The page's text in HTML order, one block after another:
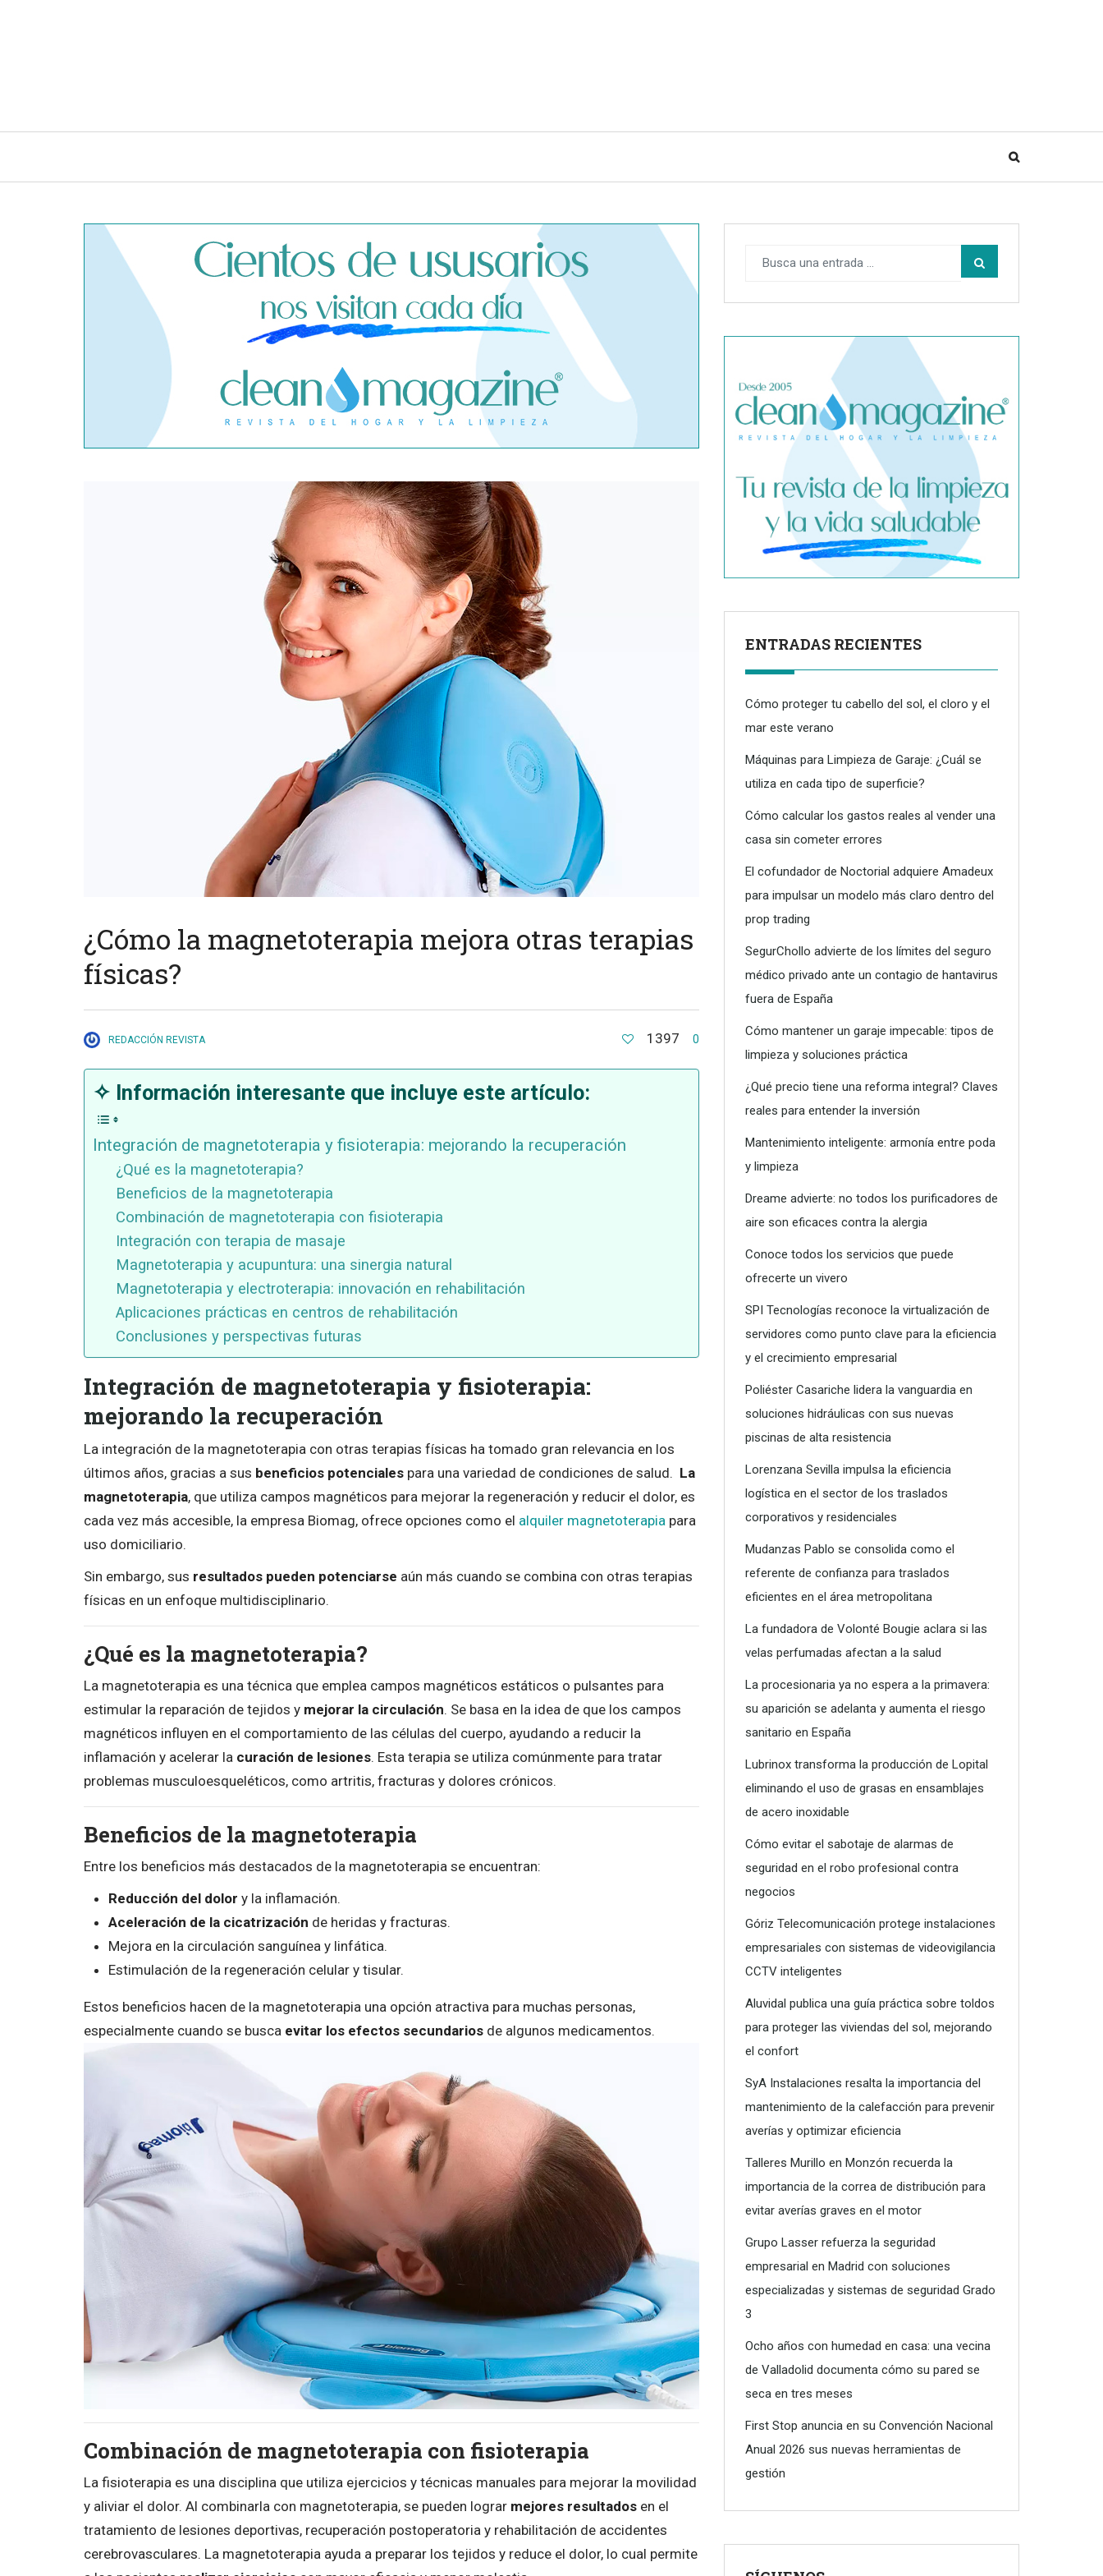
¿Cómo la magnetoterapia mejora otras terapias
físicas?
REDACCIÓN REVISTA 1397 0
✧ Información interesante que incluye este artículo:
Integración de magnetoterapia y fisioterapia: mejorando la recuperación
¿Qué es la magnetoterapia?
Beneficios de la magnetoterapia
Combinación de magnetoterapia con fisioterapia
Integración con terapia de masaje
Magnetoterapia y acupuntura: una sinergia natural
Magnetoterapia y electroterapia: innovación en rehabilitación
Aplicaciones prácticas en centros de rehabilitación
Conclusiones y perspectivas futuras
Integración de magnetoterapia y fisioterapia:
mejorando la recuperación
La integración de la magnetoterapia con otras terapias físicas ha tomado gran relevancia en los
últimos años, gracias a sus beneficios potenciales para una variedad de condiciones de salud. La
magnetoterapia, que utiliza campos magnéticos para mejorar la regeneración y reducir el dolor, es
cada vez más accesible, la empresa Biomag, ofrece opciones como el alquiler magnetoterapia para
uso domiciliario.
Sin embargo, sus resultados pueden potenciarse aún más cuando se combina con otras terapias
físicas en un enfoque multidisciplinario.
¿Qué es la magnetoterapia?
La magnetoterapia es una técnica que emplea campos magnéticos estáticos o pulsantes para
estimular la reparación de tejidos y mejorar la circulación. Se basa en la idea de que los campos
magnéticos influyen en el comportamiento de las células del cuerpo, ayudando a reducir la
inflamación y acelerar la curación de lesiones. Esta terapia se utiliza comúnmente para tratar
problemas musculoesqueléticos, como artritis, fracturas y dolores crónicos.
Beneficios de la magnetoterapia
Entre los beneficios más destacados de la magnetoterapia se encuentran:
Reducción del dolor y la inflamación.
Aceleración de la cicatrización de heridas y fracturas.
Mejora en la circulación sanguínea y linfática.
Estimulación de la regeneración celular y tisular.
Estos beneficios hacen de la magnetoterapia una opción atractiva para muchas personas,
especialmente cuando se busca evitar los efectos secundarios de algunos medicamentos.
Combinación de magnetoterapia con fisioterapia
La fisioterapia es una disciplina que utiliza ejercicios y técnicas manuales para mejorar la movilidad
y aliviar el dolor. Al combinarla con magnetoterapia, se pueden lograr mejores resultados en el
tratamiento de lesiones deportivas, recuperación postoperatoria y rehabilitación de accidentes
cerebrovasculares. La magnetoterapia ayuda a preparar los tejidos y reduce el dolor, lo cual permite
ENTRADAS RECIENTES
Cómo proteger tu cabello del sol, el cloro y el
mar este verano
Máquinas para Limpieza de Garaje: ¿Cuál se
utiliza en cada tipo de superficie?
Cómo calcular los gastos reales al vender una
casa sin cometer errores
El cofundador de Noctorial adquiere Amadeux
para impulsar un modelo más claro dentro del
prop trading
SegurChollo advierte de los límites del seguro
médico privado ante un contagio de hantavirus
fuera de España
Cómo mantener un garaje impecable: tipos de
limpieza y soluciones práctica
¿Qué precio tiene una reforma integral? Claves
reales para entender la inversión
Mantenimiento inteligente: armonía entre poda
y limpieza
Dreame advierte: no todos los purificadores de
aire son eficaces contra la alergia
Conoce todos los servicios que puede
ofrecerte un vivero
SPI Tecnologías reconoce la virtualización de
servidores como punto clave para la eficiencia
y el crecimiento empresarial
Poliéster Casariche lidera la vanguardia en
soluciones hidráulicas con sus nuevas
piscinas de alta resistencia
Lorenzana Sevilla impulsa la eficiencia
logística en el sector de los traslados
corporativos y residenciales
Mudanzas Pablo se consolida como el
referente de confianza para traslados
eficientes en el área metropolitana
La fundadora de Volonté Bougie aclara si las
velas perfumadas afectan a la salud
La procesionaria ya no espera a la primavera:
su aparición se adelanta y aumenta el riesgo
sanitario en España
Lubrinox transforma la producción de Lopital
eliminando el uso de grasas en ensamblajes
de acero inoxidable
Cómo evitar el sabotaje de alarmas de
seguridad en el robo profesional contra
negocios
Góriz Telecomunicación protege instalaciones
empresariales con sistemas de videovigilancia
CCTV inteligentes
Aluvidal publica una guía práctica sobre toldos
para proteger las viviendas del sol, mejorando
el confort
SyA Instalaciones resalta la importancia del
mantenimiento de la calefacción para prevenir
averías y optimizar eficiencia
Talleres Murillo en Monzón recuerda la
importancia de la correa de distribución para
evitar averías graves en el motor
Grupo Lasser refuerza la seguridad
empresarial en Madrid con soluciones
especializadas y sistemas de seguridad Grado
3
Ocho años con humedad en casa: una vecina
de Valladolid documenta cómo su pared se
seca en tres meses
First Stop anuncia en su Convención Nacional
Anual 2026 sus nuevas herramientas de
gestión